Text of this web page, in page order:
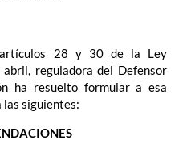
artículos 28 y 30 de la Ley
reguladora del Defensor
ha resuelto formular a esa
siguientes: